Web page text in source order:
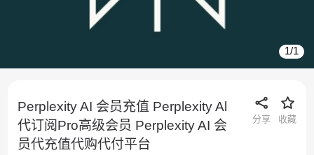
1/1
Perplexity AI 会员充值 Perplexity Al
代订阅Pro高级会员 Perplexity AI 会
员代充值代购代付平台
分享 收藏